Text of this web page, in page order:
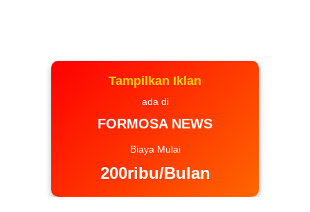
Tampilkan Iklan
ada di
FORMOSA NEWS
Biaya Mulai
200ribu/Bulan